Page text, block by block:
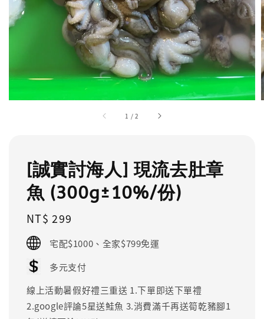
1 /2
[誠實討海人] 現流去肚章
魚 (300g±10%/份)
Regular
price
NT$ 299
宅配$1000、全家$799免運
多元支付
線上活動暑假好禮三重送 1.下單即送下單禮
2.google評論5星送鮭魚 3.消費滿千再送筍乾豬腳1